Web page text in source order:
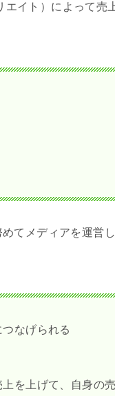
イト）によって売
てメディアを運営
なげられる
を上げて、自身の